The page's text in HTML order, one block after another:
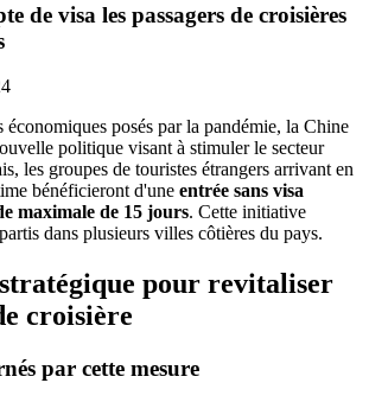
de visa les passagers de croisières
économiques posés par la pandémie, la Chine
politique visant à stimuler le secteur
les groupes de touristes étrangers arrivant en
bénéficieront d'une entrée sans visa
maximale de 15 jours. Cette initiative
dans plusieurs villes côtières du pays.
pour revitaliser
croisière
par cette mesure